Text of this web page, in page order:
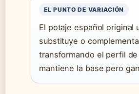
EL PUNTO DE VARIACIÓN
El potaje español original
substituye o
transformando el perfil
mantiene la base pero